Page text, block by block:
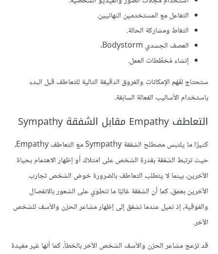
التفاعل مع المستخدمين النهائيين.
التقاط ومشاركة الحالة.
العصف الجسدي Bodystorm.
إنشاء مُخطَّطات العمل.
ستحتاج لفَهْم الإمكانات والفروق الدقيقة التالية للتعاطف قبل البدء
باستخدام الأساليب الفعالة السابقة.
التعاطف Empathy مقابل الشفقة Sympathy
كثيرًا ما يلتبس مصطلح الشفقة Sympathy مع التعاطف Empathy،
حيث ترتبط الشفقة بقدرة الشخص على امتلاك أو إظهار الاهتمام بحياة
الآخرين، بينما لا يتطلب التعاطف بالضرورة خوض الشخص تجارب
الآخرين بعمق، كما أن الشفقة غالبًا ما تنطوي على الشعور بالانفصال
والفوقية، إذ نميل عندما نشفق إلى إظهار مشاعر الحزن والأسف للشخص
الآخر.
قد تزعج مشاعر الحزن والأسف الشخص الآخر بالخطأ، كما أنها غير مفيدة